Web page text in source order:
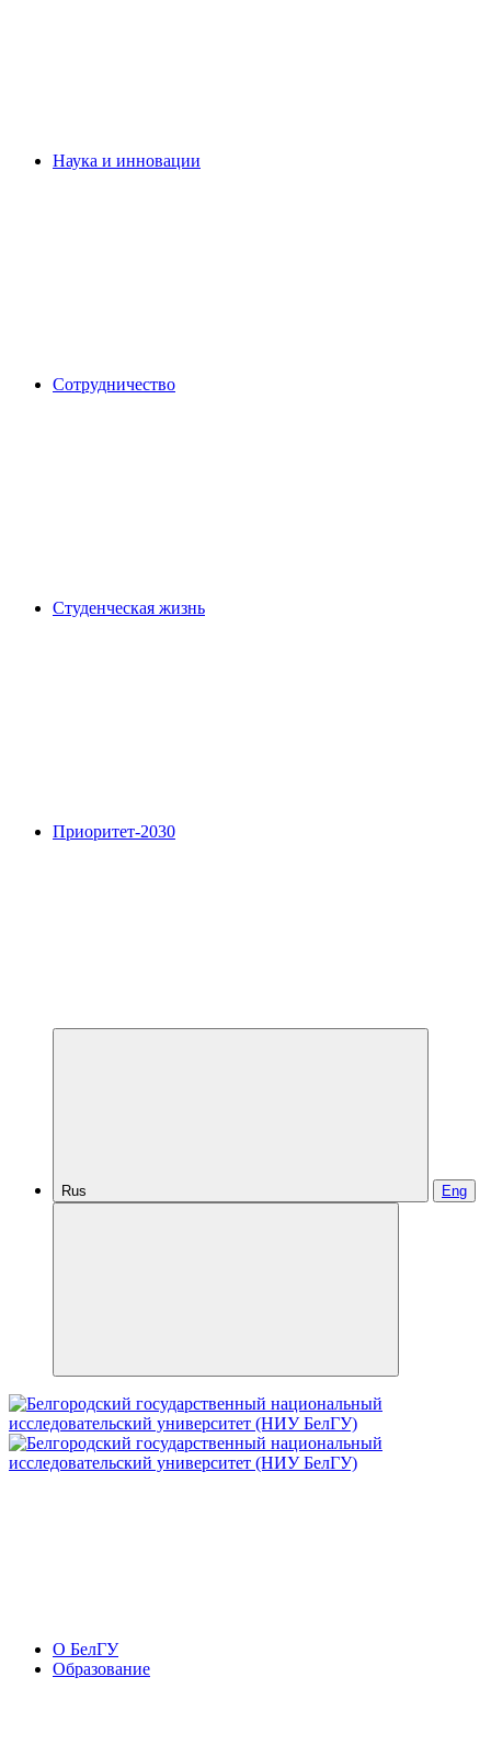
Наука и инновации
Сотрудничество
Студенческая жизнь
Приоритет-2030
Rus Eng
О БелГУ
Образование